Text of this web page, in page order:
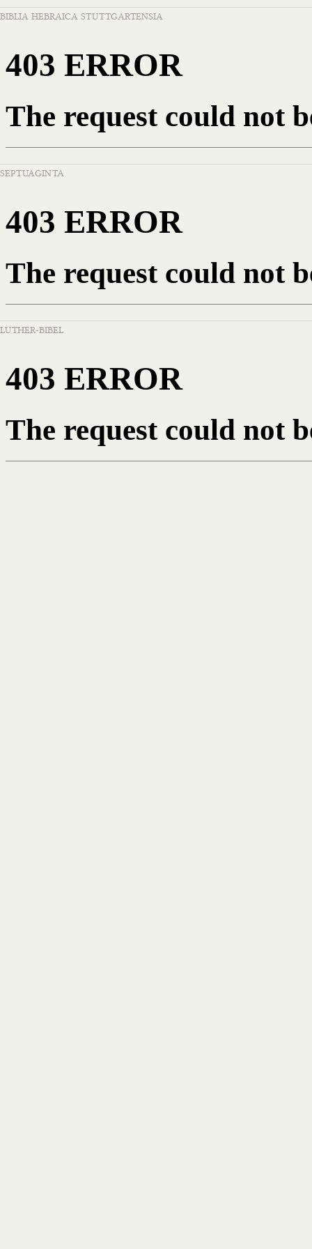
BIBLIA HEBRAICA STUTTGARTENSIA
SEPTUAGINTA
LUTHER-BIBEL